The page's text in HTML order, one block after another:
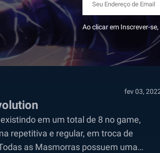
Ao clicar em Inscrever-
fev 03,
em um total de 8 no game,
repetitiva e regular, em troca de
as Masmorras possuem uma